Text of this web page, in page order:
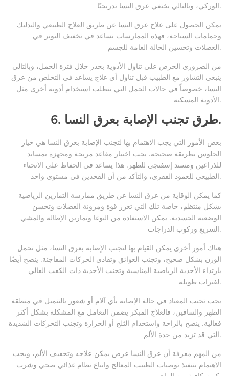
الوركي، وبالتالي يختفي عرق النسا تدريجيًا.
يمكن الحصول على علاج عرق النسا عن طريق العلاج الطبيعي والتدليك
وحمامات السباحة، فهذه الممارسات تساعد في تخفيف التوتر في
العضلات وتحسين الحالة العامة للجسم.
من الضروري الحرص على تناول الأدوية بحذر خلال فترة الحمل، وبالتالي
ينبغي التشاور مع الطبيب قبل تناول أي علاج يساعد في التخلص من عرق
النسا، خصوصاً في حالات الحمل التي تتطلب استخدام أدوية أخرى مثل
الأدوية المسكنة.
6. طرق تجنب الإصابة بعرق النسا.
بعض الأمور التي يجب الاهتمام بها لتجنب الإصابة بعرق النسا هي خيار
الجلوس بطريقة صحيحة. يجب اختيار مقاعد مريحة ومجهزة بمساند
للذراعين ومسند إسفنجي للظهر. هذا يساعد في الحفاظ على الانحناء
الطبيعي للعمود الفقري، والتأكد من أن الفخذين في مستوى واحد.
كما يمكن الوقاية من عرق النسا عن طريق ممارسة التمارين الرياضية
بشكل منتظم، خاصة تلك التي تعزز قوة ومرونة العضلات وتحسن
الوضعية الجسدية. يمكن الاستفادة من اليوغا وتمارين الإطالة والمشي
السريع وركوب الدراجات.
هناك أمور أخرى يمكن القيام بها لتجنب الإصابة بعرق النسا، مثل تحمل
الوزن بشكل صحيح، وتجنب العوائق وتفادي الحركات المفاجئة. ينصح أيضًا
بارتداء الأحذية الرياضية المناسبة وتجنب الأحذية ذات الكعب العالي
لفترات طويلة.
يجب تجنب المعتاد في حالة الإصابة بأي آلام أو شعور بالتنميل في منطقة
الظهر والساقين، فالعلاج المبكر يضمن التعامل مع المشكلة بشكل أكثر
فعالية. ينصح بالراحة واستخدام الثلج أو الحرارة وتجنب التحركات الشديدة
التي قد تزيد من حدة الألم.
من المهم معرفة أن عرق النسا عرض يمكن علاجه وتخفيف الألم، ويجب
الاهتمام بتنفيذ توصيات الطبيب المعالج واتباع نظام غذائي صحي وشرب